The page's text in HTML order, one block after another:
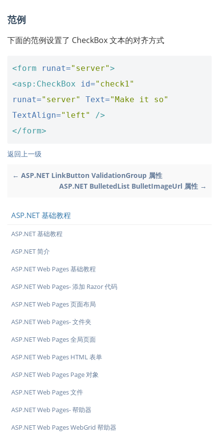
范例
下面的范例设置了 CheckBox 文本的对齐方式
<form runat="server">
<asp:CheckBox
id="check1"
runat="server" Text="Make it so"
TextAlign="left"
/>
</form>
返回上一级
← ASP.NET LinkButton ValidationGroup 属性
ASP.NET BulletedList BulletImageUrl 属性 →
ASP.NET 基础教程
ASP.NET 基础教程
ASP.NET 简介
ASP.NET Web Pages 基础教程
ASP.NET Web Pages- 添加 Razor 代码
ASP.NET Web Pages 页面布局
ASP.NET Web Pages- 文件夹
ASP.NET Web Pages 全局页面
ASP.NET Web Pages HTML 表单
ASP.NET Web Pages Page 对象
ASP.NET Web Pages 文件
ASP.NET Web Pages- 帮助器
ASP.NET Web Pages WebGrid 帮助器